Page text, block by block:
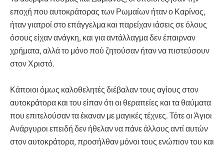
εποχή που αυτοκράτορας των Ρωμαίων ήταν ο Καρίνος,
ήταν γιατροί στο επάγγελμα και παρείχαν ιάσεις σε όλους
όσους είχαν ανάγκη, και για αντάλλαγμα δεν έπαιρναν
χρήματα, αλλά το μόνο πού ζητούσαν ήταν να πιστεύσουν
στον Χριστό.
Κάποιοι όμως καλοθελητές διέβαλαν τους αγίους στον
αυτοκράτορα και του είπαν ότι οι θεραπείες και τα θαύματα
που επιτελούσαν τα έκαναν με μαγικές τέχνες. Τότε οι Άγιοι
Ανάργυροι επειδή δεν ήθελαν να πάνε άλλους αντί αυτών
στον αυτοκράτορα, προσήλθαν μόνοι τους ενώπιον του και